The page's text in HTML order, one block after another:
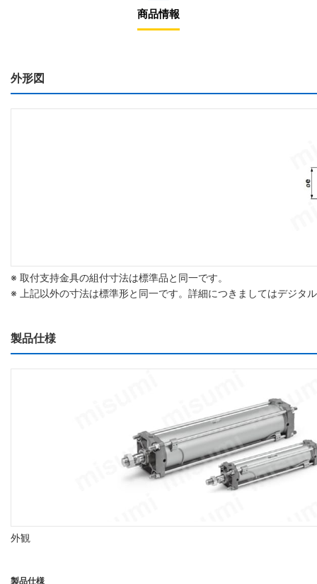
商品情報
外形図
※ 取付支持金具の組付寸法は標準品と同一です。
※ 上記以外の寸法は標準形と同一です。詳細につきましてはデジタ
製品仕様
外観
製品仕様